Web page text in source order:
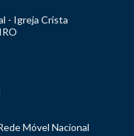
- Igreja Crista
Móvel Nacional